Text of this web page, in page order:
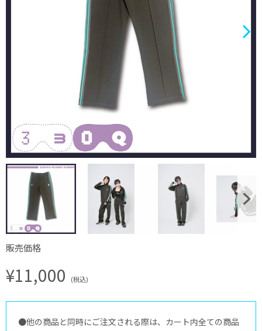
販売価格
¥11,000 (税込)
●他の商品と同時にご注文される際は、カート内全ての商品